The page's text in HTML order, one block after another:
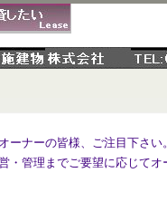
ーナーの皆様、ご注目下さい
・管理までご要望に応じてオ